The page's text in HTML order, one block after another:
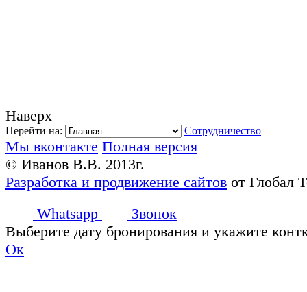
Наверх
Перейти на: Сотрудничество
Мы вконтакте Полная версия
© Иванов В.В. 2013г.
Разработка и продвижение сайтов от Глобал
Whatsapp
Звонок
Выберите дату бронирования и укажите
Ок